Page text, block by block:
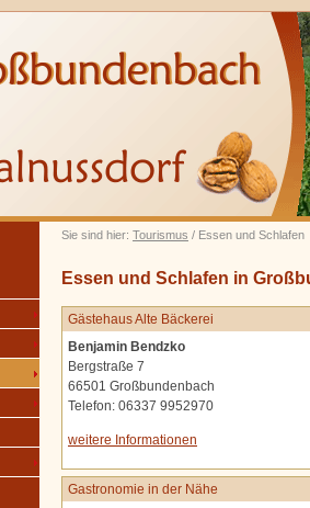
Sie sind hier: Tourismus / Essen und Schlafen
Essen und Schlafen in
Gästehaus Alte Bäckerei
Benjamin Bendzko
Bergstraße 7
66501 Großbundenbach
Telefon: 06337 9952970
weitere Informationen
Gastronomie in der Nähe